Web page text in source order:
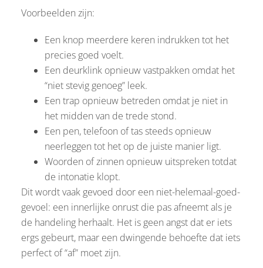
Voorbeelden zijn:
Een knop meerdere keren indrukken tot het
precies goed voelt.
Een deurklink opnieuw vastpakken omdat het
“niet stevig genoeg” leek.
Een trap opnieuw betreden omdat je niet in
het midden van de trede stond.
Een pen, telefoon of tas steeds opnieuw
neerleggen tot het op de juiste manier ligt.
Woorden of zinnen opnieuw uitspreken totdat
de intonatie klopt.
Dit wordt vaak gevoed door een niet-helemaal-goed-
gevoel: een innerlijke onrust die pas afneemt als je
de handeling herhaalt. Het is geen angst dat er iets
ergs gebeurt, maar een dwingende behoefte dat iets
perfect of “af” moet zijn.